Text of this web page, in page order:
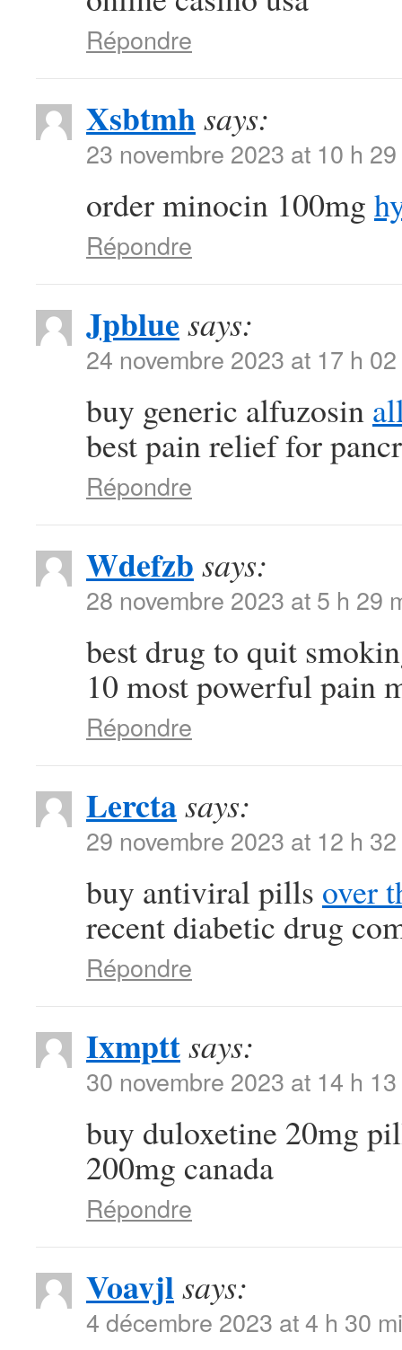
Répondre
Xsbtmhsays:
23 novembre 2023 at 10 h
order minocin 100mg
Répondre
Jpblue says:
24 novembre 2023 at 17 h
buy generic alfuzosin
best pain relief for
Répondre
Wdefzb says:
28 novembre 2023 at 5 h 29
best drug to quit
10 most powerful pain
Répondre
Lerctasays:
29 novembre 2023 at 12 h
buy antiviral pills over
recent diabetic drug
Répondre
Ixmpttsays:
30 novembre 2023 at 14 h
buy duloxetine 20mg
200mg canada
Répondre
Voavjlsays:
4 décembre 2023 at 4 h 30